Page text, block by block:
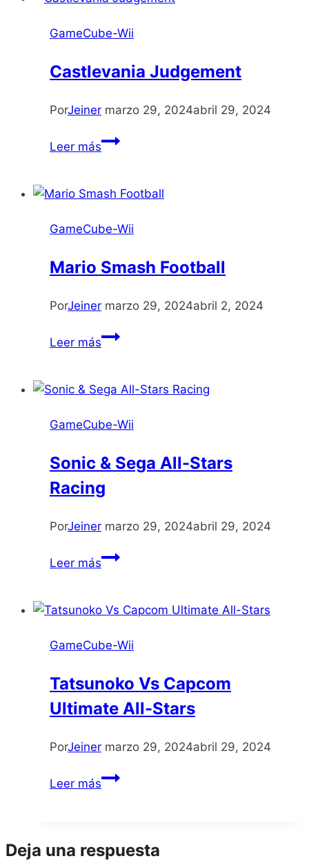
Plus
GameCube-Wii
Castlevania Judgement
PorJeiner marzo 29, 2024abril 29, 2024
Leer másCastlevania
GameCube-Wii
Mario Smash Football
PorJeiner marzo 29, 2024abril 2, 2024
Leer másMario
GameCube-Wii
Sonic & Sega All-Stars
Racing
PorJeiner marzo 29, 2024abril 29, 2024
Leer másSonic
All-
Racing
GameCube-Wii
Tatsunoko Vs Capcom
Ultimate All-Stars
PorJeiner marzo 29, 2024abril 29, 2024
Leer másTatsunoko
All-
Deja una respuesta